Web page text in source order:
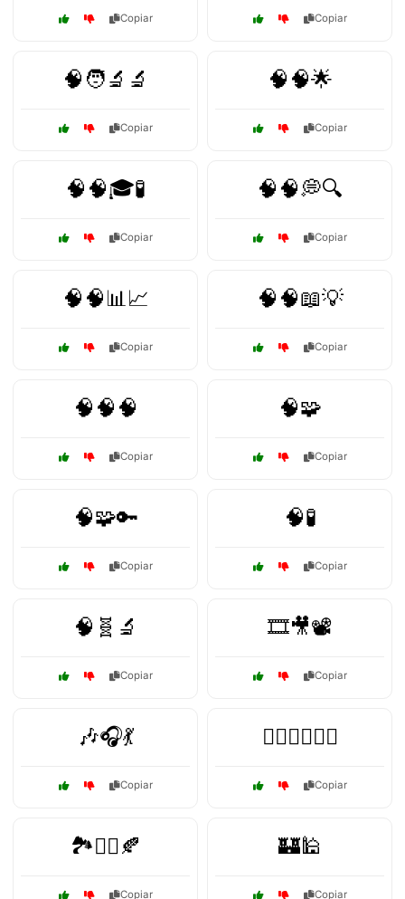
Copiar Copiar
🧠🧑‍🔬🔬
Copiar
🧠🧠🌟
Copiar
🧠🧠🎓🧪
Copiar
🧠🧠💭🔍
Copiar
🧠🧠📊📈
Copiar
🧠🧠📖💡
Copiar
🧠🧠🧠
Copiar
🧠🧩
Copiar
🧠🧩🔑
Copiar
🧠🧪
Copiar
🧠🧬🔬
Copiar
🎞️🎥📽️
Copiar
🎶🎧💃
Copiar
🏋️‍♂️🚴‍♀️🏃‍♂️
Copiar
🏞️🚶‍♀️🍂
Copiar
🏰🕌
Copiar